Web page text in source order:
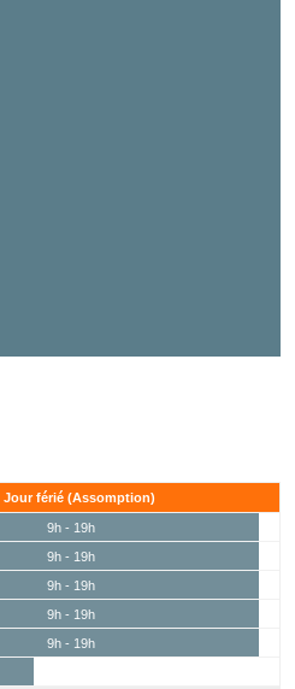
Jour férié (Assomption)
9h - 19h
9h - 19h
9h - 19h
9h - 19h
9h - 19h